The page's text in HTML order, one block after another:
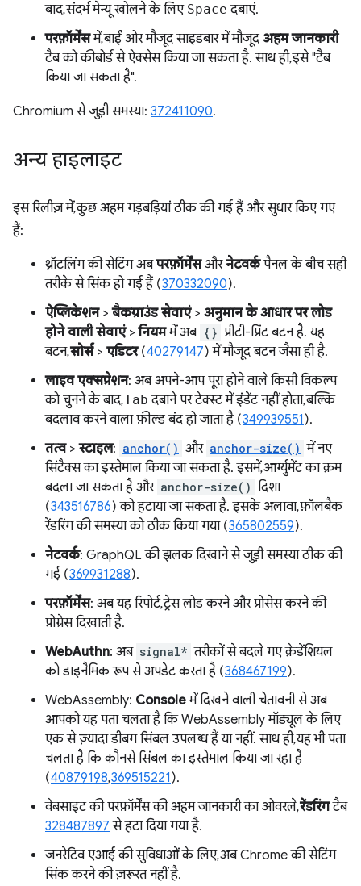
बाद, संदर्भ मेन्यू खोलने के लिए Space दबाएं.
परफ़ॉर्मेंसमें, बाईं ओर मौजूद साइडबार में मौजूद अहम जानकारी
टैब को कीबोर्ड से ऐक्सेस किया जा सकता है. साथ ही, इसे "टैब
किया जा सकता है".
Chromium से जुड़ी समस्या: 372411090.
अन्य हाइलाइट
इस रिलीज़ में, कुछ अहम गड़बड़ियां ठीक की गई हैं और सुधार किए गए
हैं:
थ्रॉटलिंग की सेटिंग अबपरफ़ॉर्मेंसऔरनेटवर्कपैनल के बीच सही
तरीके से सिंक हो गई हैं (370332090).
ऐप्लिकेशन>बैकग्राउंड सेवाएं> अनुमान के आधार पर लोड
होने वाली सेवाएं>नियममें अब {} प्रीटी-प्रिंट बटन है. यह
बटन,सोर्स> एडिटर(40279147) में मौजूद बटन जैसा ही है.
लाइव एक्सप्रेशन: अब अपने-आप पूरा होने वाले किसी विकल्प
को चुनने के बाद,Tab दबाने पर टेक्स्ट में इंडेंट नहीं होता, बल्कि
बदलाव करने वाला फ़ील्ड बंद हो जाता है (349939551 ).
तत्व>स्टाइल: anchor() और anchor-size() में नए
सिंटैक्स का इस्तेमाल किया जा सकता है. इसमें, आर्ग्युमेंट का क्रम
बदला जा सकता है और anchor-size() दिशा
(343516786) को हटाया जा सकता है. इसके अलावा, फ़ॉलबैक
रेंडरिंग की समस्या को ठीक किया गया (365802559).
नेटवर्क: GraphQL की झलक दिखाने से जुड़ी समस्या ठीक की
गई (369931288).
परफ़ॉर्मेंस: अब यह रिपोर्ट, ट्रेस लोड करने और प्रोसेस करने की
प्रोग्रेस दिखाती है.
WebAuthn: अब signal* तरीकों से बदले गए क्रेडेंशियल
को डाइनैमिक रूप से अपडेट करता है (368467199).
WebAssembly: Consoleमें दिखने वाली चेतावनी से अब
आपको यह पता चलता है कि WebAssembly मॉड्यूल के लिए
एक से ज़्यादा डीबग सिंबल उपलब्ध हैं या नहीं. साथ ही, यह भी पता
चलता है कि कौनसे सिंबल का इस्तेमाल किया जा रहा है
(40879198,369515221 ).
वेबसाइट की परफ़ॉर्मेंस की अहम जानकारी का ओवरले,रेंडरिंगटैब
328487897 से हटा दिया गया है.
जनरेटिव एआई की सुविधाओं के लिए, अब Chrome की सेटिंग
सिंक करने की ज़रूरत नहीं है.